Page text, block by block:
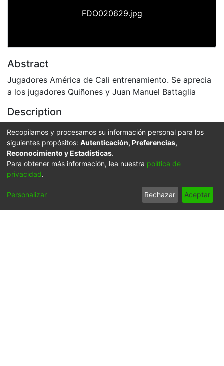
FDO020629.jpg
Abstract
Jugadores América de Cali entrenamiento. Se aprecia
a los jugadores Quiñones y Juan Manuel Battaglia
Description
El Archivo del Patrimonio Fotográfico y Fílmico del
Valle del Cauca es responsabilidad de la Biblioteca
Departamental del Valle Jorge Garcés Borrero, por
convenio de cooperación suscrito con la Secretaría de
Cultura Departamental, con el fin de aunar esfuerzos
para su conservación, preservación y divulgación del
Archivo entre la comunidad Vallecaucana,
especialmente entre los estudiantes e investigadores
Recopilamos y procesamos su información personal para los
siguientes propósitos: Autenticación, Preferencias,
Reconocimiento y Estadísticas.
Para obtener más información, lea nuestra política de
privacidad.
Personalizar Rechazar Aceptar